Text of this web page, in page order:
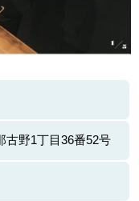
古野1丁目36番52号